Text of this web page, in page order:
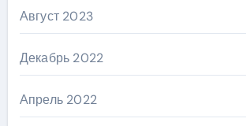
Август 2023
Декабрь 2022
Апрель 2022